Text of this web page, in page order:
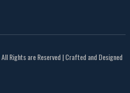
All Rights are Reserved | Crafted and Designed